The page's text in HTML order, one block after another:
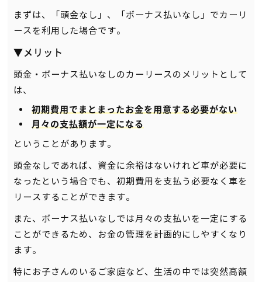
まずは、「頭金なし」、「ボーナス払いなし」でカーリ
ースを利用した場合です。
▼メリット
頭金・ボーナス払いなしのカーリースのメリットとして
は、
初期費用でまとまったお金を用意する必要がない
月々の支払額が一定になる
ということがあります。
頭金なしであれば、資金に余裕はないけれど車が必要に
なったという場合でも、初期費用を支払う必要なく車を
リースすることができます。
また、ボーナス払いなしでは月々の支払いを一定にする
ことができるため、お金の管理を計画的にしやすくなり
ます。
特にお子さんのいるご家庭など、生活の中では突然高額